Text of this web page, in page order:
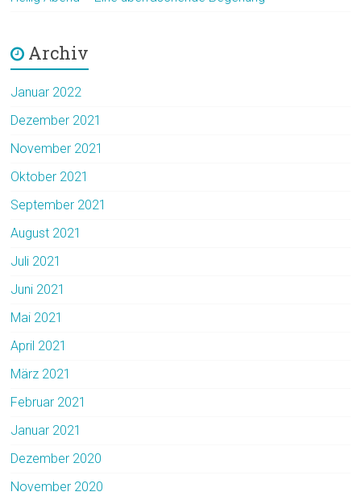
Archiv
Januar 2022
Dezember 2021
November 2021
Oktober 2021
September 2021
August 2021
Juli 2021
Juni 2021
Mai 2021
April 2021
März 2021
Februar 2021
Januar 2021
Dezember 2020
November 2020